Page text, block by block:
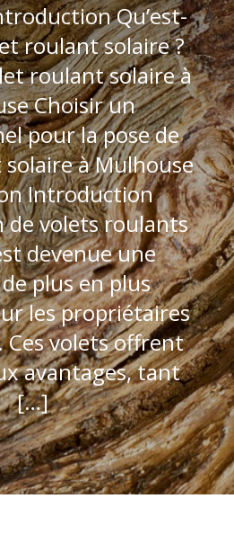
Qu’est-
roulant solaire ?
roulant solaire à
Choisir un
pour la pose de
à Mulhouse
Introduction
de volets roulants
devenue une
plus en plus
les propriétaires
Ces volets offrent
avantages, tant
[…]